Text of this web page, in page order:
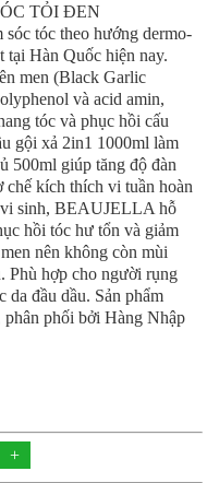
TỎI ĐEN
tóc theo hướng dermo-
tại Hàn Quốc hiện nay.
men (Black Garlic
và acid amin,
tóc và phục hồi cấu
gội xả 2in1 1000ml làm
500ml giúp tăng độ đàn
chế kích thích vi tuần hoàn
vi sinh, BEAUJELLA hỗ
hồi tóc hư tổn và giảm
nên không còn mùi
Phù hợp cho người rụng
da đầu dầu. Sản phẩm
phối bởi Hàng Nhập
+